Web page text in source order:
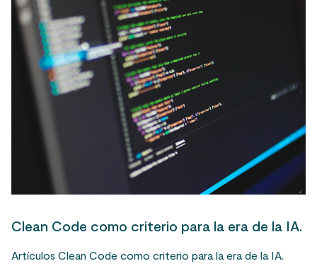
Clean Code como criterio para la era de la IA.
Artículos Clean Code como criterio para la era de la IA.